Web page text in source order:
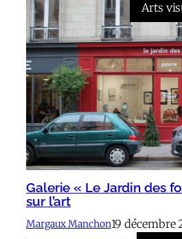
Arts
Galerie « Le Jardin des
sur l’art
Margaux Manchon19 décembre